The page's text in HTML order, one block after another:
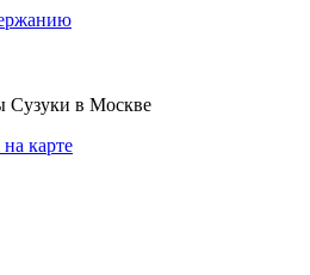
Сузуки в Москве
карте